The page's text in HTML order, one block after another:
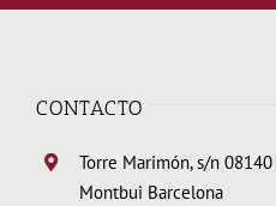
CONTACTO
Torre Marimón, s/n
Montbui Barcelona